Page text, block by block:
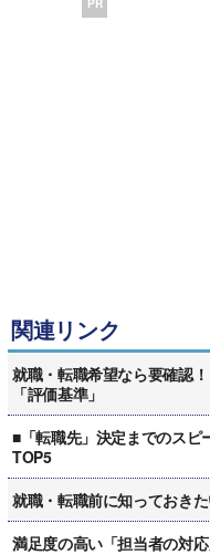
関連リンク
就職・転職希望なら要確認
「評価基準」
■「転職先」決定までのス
TOP5
就職・転職前に知っておき
満足度の高い「担当者の対